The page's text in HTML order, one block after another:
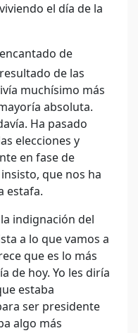
el día de la
de
de las
muchísimo más
absoluta.
Ha pasado
elecciones y
en fase de
que nos ha
estafa.
indignación del
a lo que vamos a
que es lo más
de hoy. Yo les diría
estaba
ser presidente
algo más